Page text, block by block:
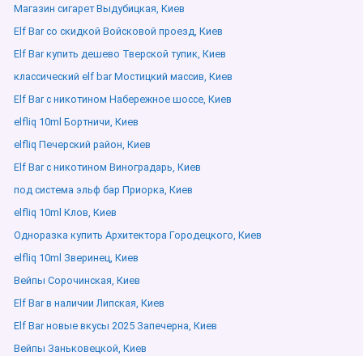
Магазин сигарет Выдубицкая, Киев
Elf Bar со скидкой Войсковой проезд, Киев
Elf Bar купить дешево Тверской тупик, Киев
классический elf bar Мостицкий массив, Киев
Elf Bar с никотином Набережное шоссе, Киев
elfliq 10ml Бортничи, Киев
elfliq Печерский район, Киев
Elf Bar с никотином Виноградарь, Киев
под система эльф бар Приорка, Киев
elfliq 10ml Клов, Киев
Одноразка купить Архитектора Городецкого, Киев
elfliq 10ml Зверинец, Киев
Вейпы Сорочинская, Киев
Elf Bar в наличии Липская, Киев
Elf Bar новые вкусы 2025 Запечерна, Киев
Вейпы Заньковецкой, Киев